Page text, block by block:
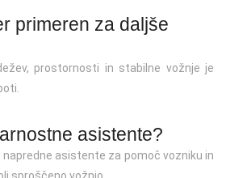
primeren za daljše
prostornosti in stabilne vožnje je
asistente?
napredne asistente za pomoč vozniku in